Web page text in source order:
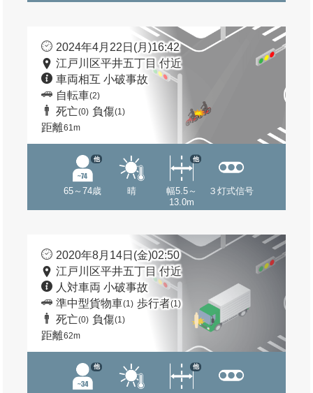
2024年4月22日(月)16:42
江戸川区平井五丁目 付近
車両相互 小破事故
自転車(2)
死亡(0) 負傷(1)
距離61m
65～74歳
他
晴
幅5.5～
13.0m
他
３灯式信号
2020年8月14日(金)02:50
江戸川区平井五丁目 付近
人対車両 小破事故
準中型貨物車(1) 歩行者(1)
死亡(0) 負傷(1)
距離62m
他 他